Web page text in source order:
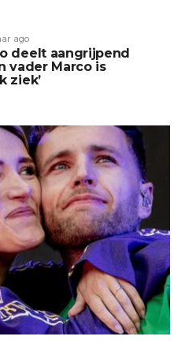
ago
deelt aangrijpend
vader Marco is
ziek’